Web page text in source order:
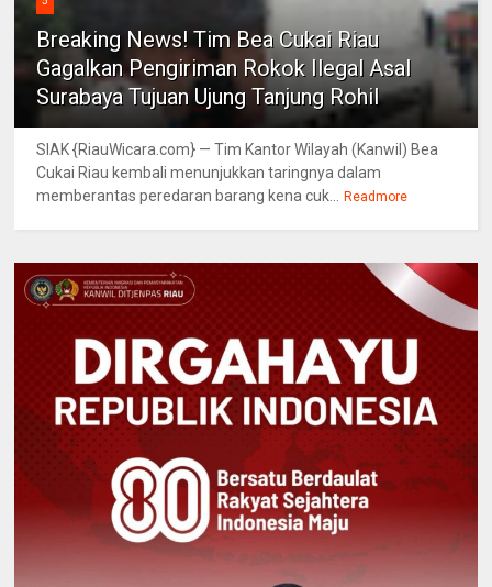
Breaking News! Tim Bea Cukai Riau
Gagalkan Pengiriman Rokok Ilegal Asal
Surabaya Tujuan Ujung Tanjung Rohil
SIAK {RiauWicara.com} — Tim Kantor Wilayah (Kanwil) Bea
Cukai Riau kembali menunjukkan taringnya dalam
memberantas peredaran barang kena cuk...
Readmore